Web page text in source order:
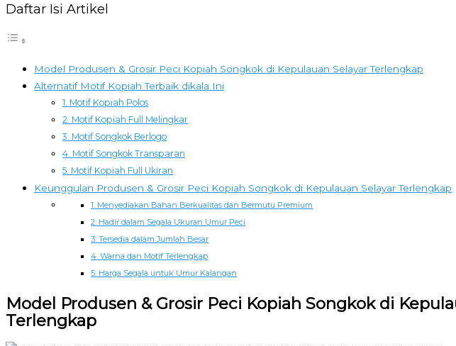
Daftar Isi Artikel
Model Produsen & Grosir Peci Kopiah Songkok di Kepulauan Selayar Terlengkap
Alternatif Motif Kopiah Terbaik dikala Ini
1. Motif Kopiah Polos
2. Motif Kopiah Full Melingkar
3. Motif Songkok Berlogo
4. Motif Songkok Transparan
5. Motif Kopiah Full Ukiran
Keunggulan Produsen & Grosir Peci Kopiah Songkok di Kepulauan Selayar Terlengkap
1. Menyediakan Bahan Berkualitas dan Bermutu Premium
2. Hadir dalam Segala Ukuran Umur Peci
3. Tersedia dalam Jumlah Besar
4. Warna dan Motif Terlengkap
5. Harga Segala untuk Umur Kalangan
Model Produsen & Grosir Peci Kopiah Songkok di
Terlengkap